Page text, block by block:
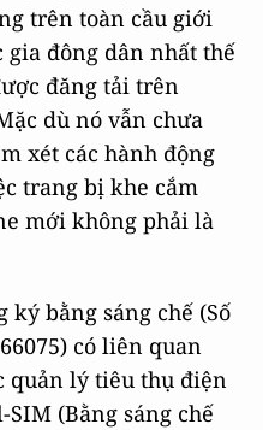
trên toàn cầu giới
đông dân nhất thế
đăng tải trên
dù nó vẫn chưa
xét các hành động
trang bị khe cắm
mới không phải là
ký bằng sáng chế (Số
có liên quan
quản lý tiêu thụ điện
(Bằng sáng chế